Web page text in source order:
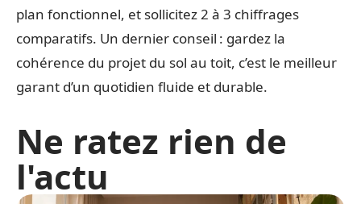
plan fonctionnel, et sollicitez 2 à 3 chiffrages
comparatifs. Un dernier conseil : gardez la
cohérence du projet du sol au toit, c’est le meilleur
garant d’un quotidien fluide et durable.
Ne ratez rien de
l'actu